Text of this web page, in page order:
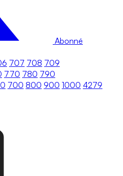
Abonné
707 708 709
770 780 790
700 800 900 1000 4279